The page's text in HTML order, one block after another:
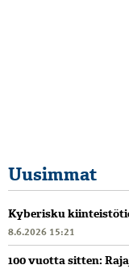
Uusimmat
Kyberisku
8.6.2026 15:21
100 vuotta sitten: